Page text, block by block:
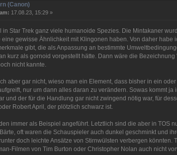
(Canon)
17.08.23, 15:29 »
in Star Trek ganz viele humanoide Spezies. Die Mintakaner
gewisse Ähnlichkeit mit Klingonen haben. Von daher
gibt, die als Anpassung an bestimmte
kurz als gornoid vorgestellt hätte. Dann wäre die
nicht kannte.
aber gar nicht, wieso man ein Element, dass bisher in ein
nur um dann alles daran zu verändern. Sowas kommt
und der für die Handlung gar nicht zwingend nötig war, für
Robert April, der plötzlich schwarz ist.
immer als Beispiel angeführt. Letztlich sind die aber in TOS
oft waren die Schauspieler auch dunkel geschminkt und
doch leichte Ansätze von Stirnwülsten verbergen
Filmen von Tim Burton oder Christopher Nolan auch nicht